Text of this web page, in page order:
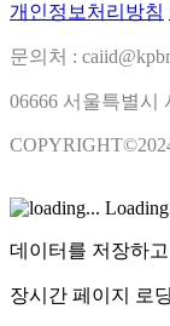
개인정보처리방침
문의처 :
06666 서울특별시
데이터를 저장하
장시간 페이지 로